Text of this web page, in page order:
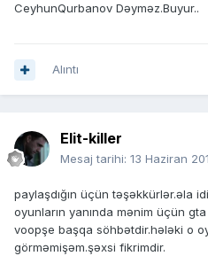
CeyhunQurbanov Dəyməz.Buyur..
Alıntı
Elit-killer
Mesaj tarihi: 13 Haziran
paylaşdığın üçün təşəkkürlər.əla
oyunların yanında mənim üçün
voopşe başqa söhbətdir.hələki o
görməmişəm.şəxsi fikrimdir.